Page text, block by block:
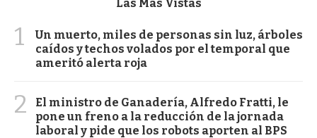
Las Más Vistas
1
Un muerto, miles de personas sin luz, árboles
caídos y techos volados por el temporal que
ameritó alerta roja
2
El ministro de Ganadería, Alfredo Fratti, le
pone un freno a la reducción de la jornada
laboral y pide que los robots aporten al BPS